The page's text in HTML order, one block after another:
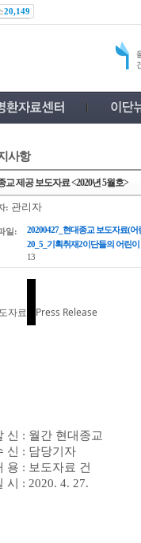
20,149
사항
교 제공 보도자료 <2020년 5월호>
: 관리자
일: 20200427_현대종교 보도자료(어
20_5_기획취재2이단들의 어린
13
자료 Press Release
신 : 월간 현대종교
신 : 담당기자
용 : 보도자료 건
시 : 2020. 4. 27.